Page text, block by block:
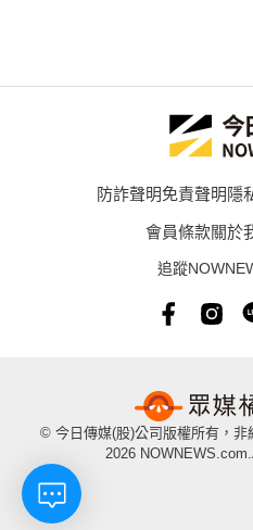
防詐聲明免責聲明隱
會員條款關於
追蹤
© 今日傳媒(股)公司版權所有，
2026